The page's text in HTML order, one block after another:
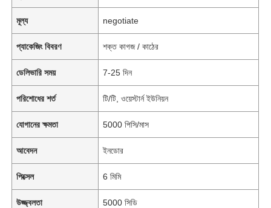
মূল্য negotiate
প্যাকেজিং বিবরণ শক্ত কাগজ / কাঠের
ডেলিভারি সময় 7-25 দিন
পরিশোধের শর্ত টি/টি, ওয়েস্টার্ন ইউনিয়ন
যোগানের ক্ষমতা 5000 পিসি/মাস
আবেদন ইনডোর
পিক্সেল 6 মিমি
উজ্জ্বলতা 5000 সিডি